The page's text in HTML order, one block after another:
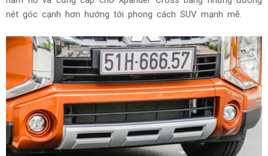
nét góc cạnh hơn hướng tới phong cách SUV mạnh mẽ.